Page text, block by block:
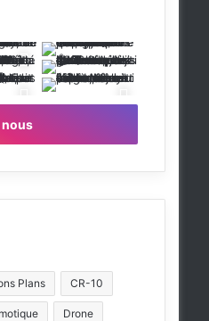
nous
Plans CR-10
Drone